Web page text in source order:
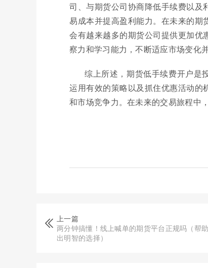
司、与期货公司协商降低手续费以
易成本并提高盈利能力。在未来的
会有越来越多的期货公司提供更加
察力和学习能力，不断适应市场变化
综上所述，期货低手续费开户是
运用有效的策略以及抓住优惠活动的
和市场竞争力。在未来的交易旅程中
上一篇
两分钟搞懂！线上喊单的期货平台正规吗（帮
出明智的选择）